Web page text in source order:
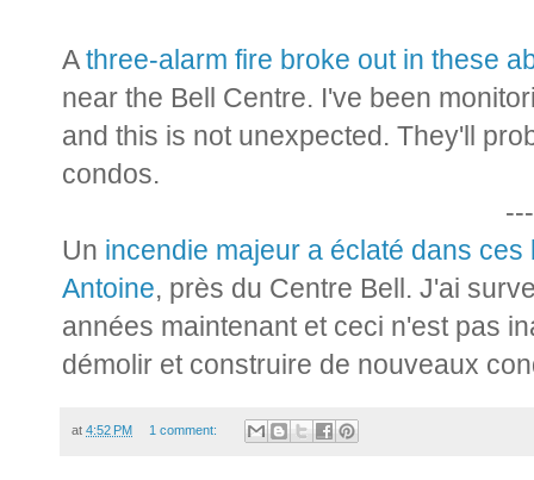
Athree-alarm fire broke out in these
near the Bell Centre. I've been
and this is not unexpected. They'll
condos.
Un incendie majeur a éclaté dans
Antoine, près du Centre Bell. J'ai
années maintenant et ceci n'est pas
démolir et construire de nouveaux
at 4:52 PM 1 comment: